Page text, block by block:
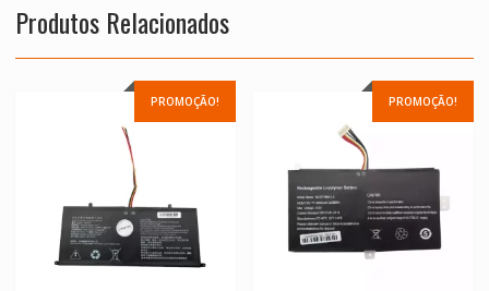
Produtos Relacionados
PROMOÇÃO! PROMOÇÃO!